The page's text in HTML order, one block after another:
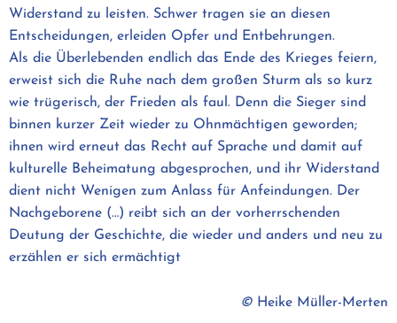
Widerstand zu leisten. Schwer tragen sie an diesen
Entscheidungen, erleiden Opfer und Entbehrungen.
Als die Überlebenden endlich das Ende des Krieges feiern,
erweist sich die Ruhe nach dem großen Sturm als so kurz
wie trügerisch, der Frieden als faul. Denn die Sieger sind
binnen kurzer Zeit wieder zu Ohnmächtigen geworden;
ihnen wird erneut das Recht auf Sprache und damit auf
kulturelle Beheimatung abgesprochen, und ihr Widerstand
dient nicht Wenigen zum Anlass für Anfeindungen. Der
Nachgeborene (…) reibt sich an der vorherrschenden
Deutung der Geschichte, die wieder und anders und neu zu
erzählen er sich ermächtigt
© Heike Müller-Merten